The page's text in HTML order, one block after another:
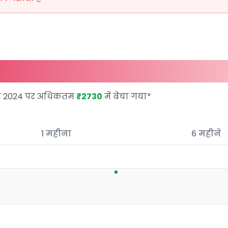
2024 पर अधिकतम ₹2730 में बेचा गया*
1 महीना 6 महीने